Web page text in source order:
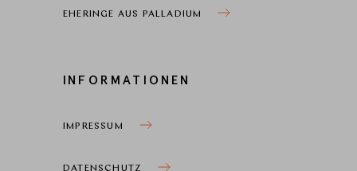
EHERINGE AUS PALLADIUM
INFORMATIONEN
IMPRESSUM
DATENSCHUTZ